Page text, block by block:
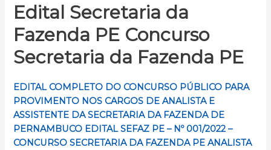
Edital Secretaria da
Fazenda PE Concurso
Secretaria da Fazenda PE
EDITAL COMPLETO DO CONCURSO PÚBLICO PARA
PROVIMENTO NOS CARGOS DE ANALISTA E
ASSISTENTE DA SECRETARIA DA FAZENDA DE
PERNAMBUCO EDITAL SEFAZ PE – Nº 001/2022 –
CONCURSO SECRETARIA DA FAZENDA PE ANALISTA